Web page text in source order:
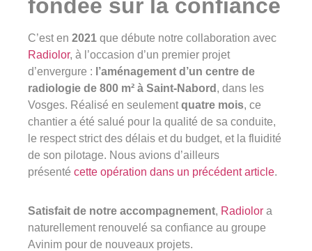
Avinim Construction
03 29 29 09 97
Lundi au vendredi ( 8h00 – 17h00 )
fondée sur la confiance
C’est en 2021 que débute notre collaboration avec
Radiolor, à l’occasion d’un premier projet
d’envergure : l’aménagement d’un centre de
radiologie de 800 m² à Saint-Nabord , dans les
Vosges. Réalisé en seulement quatre mois, ce
chantier a été salué pour la qualité de sa conduite,
le respect strict des délais et du budget, et la fluidité
de son pilotage. Nous avions d’ailleurs
présenté cette opération dans un précédent article.
Satisfait de notre accompagnement, Radiolor a
naturellement renouvelé sa confiance au groupe
Avinim pour de nouveaux projets.